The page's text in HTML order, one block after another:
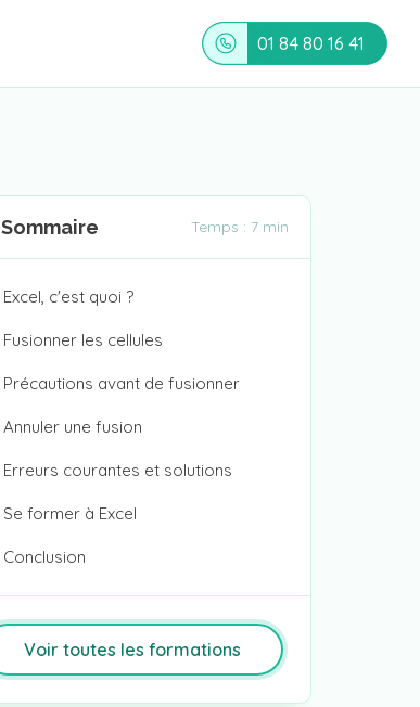
01 84 80 16 41
Sommaire Temps : 7 min
Excel, c'est quoi ?
Fusionner les cellules
Précautions avant de fusionner
Annuler une fusion
Erreurs courantes et solutions
Se former à Excel
Conclusion
Voir toutes les formations